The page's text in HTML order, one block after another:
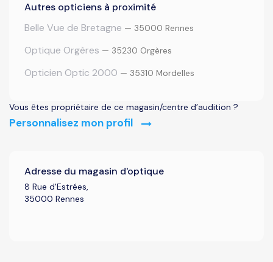
Autres opticiens à proximité
Belle Vue de Bretagne — 35000 Rennes
Optique Orgères — 35230 Orgères
Opticien Optic 2000 — 35310 Mordelles
Vous êtes propriétaire de ce magasin/centre d’audition ?
Personnalisez mon profil
Adresse du magasin d'optique
8 Rue d'Estrées,
35000 Rennes